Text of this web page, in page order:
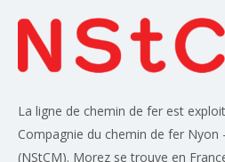
La ligne de chemin de fer est
Compagnie du chemin de fer Nyon
(NStCM). Morez se trouve en